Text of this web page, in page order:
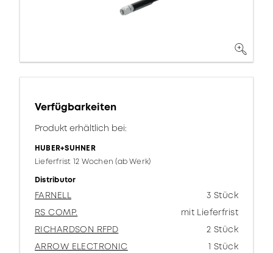
Verfügbarkeiten
Produkt erhältlich bei:
HUBER+SUHNER
Lieferfrist 12 Wochen (ab Werk)
Distributor
FARNELL
3 Stück
RS COMP.
mit Lieferfrist
RICHARDSON RFPD
2 Stück
ARROW ELECTRONIC
1 Stück